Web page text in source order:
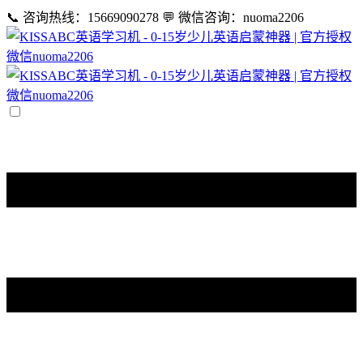
📞 咨询热线：15669090278 💬 微信咨询：nuoma2206